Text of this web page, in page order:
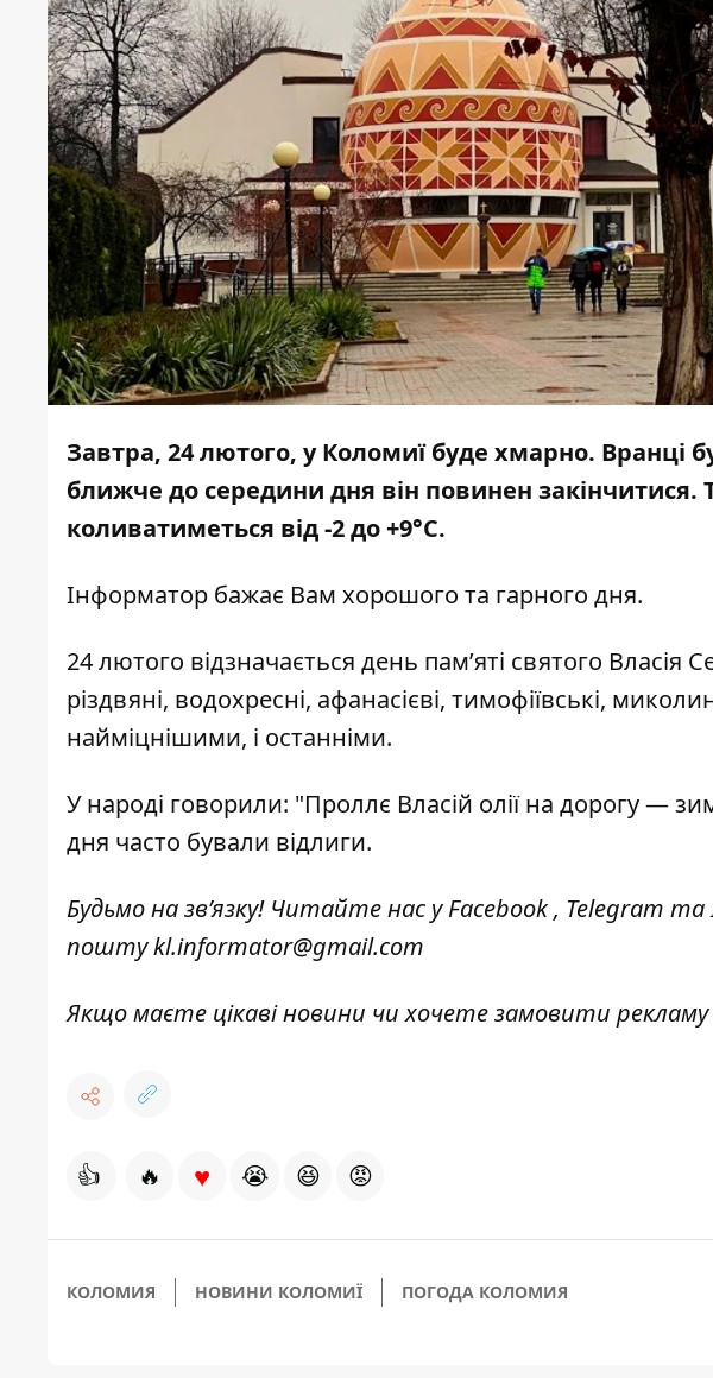
Завтра, 24 лютого, у Коломиї буде хмарно. Вранці
ближче до середини дня він повинен закінчитися.
коливатиметься від -2 до +9°С.
Інформатор бажає Вам хорошого та гарного дня.
24 лютого відзначається день пам’яті святого Власія
різдвяні, водохресні, афанасієві, тимофіївські,
найміцнішими, і останніми.
У народі говорили: "Проллє Власій олії на дорогу —
дня часто бували відлиги.
Будьмо на зв’язку! Читайте нас уFacebook, Telegram та
поштуkl.informator@gmail.com
Якщо маєте цікаві новини чи хочете замовити
👍 🔥 ♥ 😭 😆 😡
КОЛОМИЯ НОВИНИ КОЛОМИЇ ПОГОДА КОЛОМИЯ